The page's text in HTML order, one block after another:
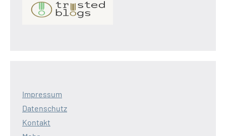
Impressum
Datenschutz
Kontakt